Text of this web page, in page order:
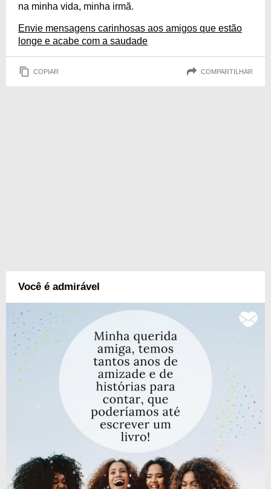
na minha vida, minha irmã.
Envie mensagens carinhosas aos amigos que estão
longe e acabe com a saudade
COPIAR COMPARTILHAR
Você é admirável